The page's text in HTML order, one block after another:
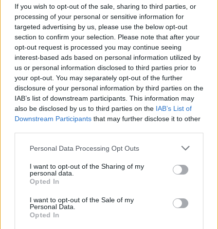
If you wish to opt-out of the sale, sharing to third parties, or
processing of your personal or sensitive information for
targeted advertising by us, please use the below opt-out
section to confirm your selection. Please note that after your
opt-out request is processed you may continue seeing
interest-based ads based on personal information utilized by
us or personal information disclosed to third parties prior to
your opt-out. You may separately opt-out of the further
disclosure of your personal information by third parties on the
IAB’s list of downstream participants. This information may
also be disclosed by us to third parties on the IAB’s List of
Downstream Participants that may further disclose it to other
Personal Data Processing Opt Outs
I want to opt-out of the Sharing of my
personal data.
Opted In
I want to opt-out of the Sale of my
Personal Data.
Opted In